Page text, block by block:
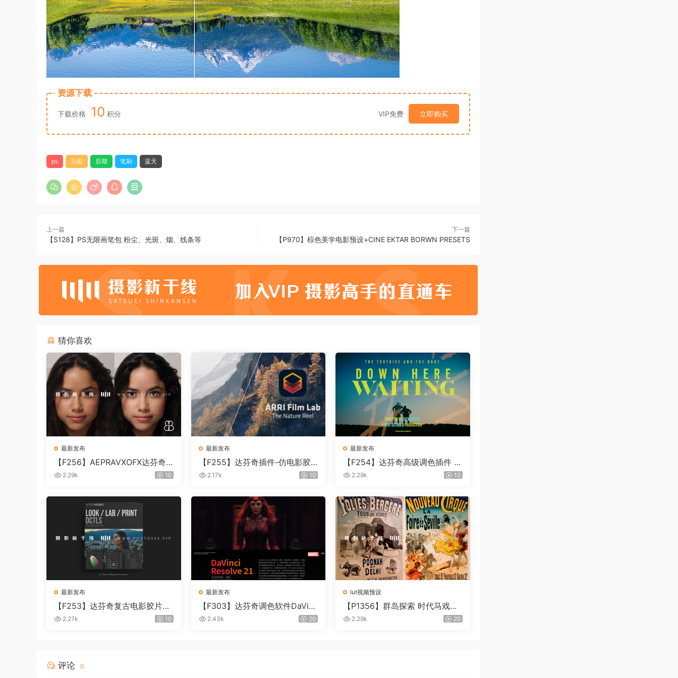
资源下载
下载价格 10 积分 VIP免费 立即购买
ps 云彩 后期 笔刷 蓝天
上一篇
【S128】PS无限画笔包 粉尘、光斑、烟、线条等
下一篇
【P970】棕色美学电影预设+CINE EKTAR BORWN PRESETS
猜你喜欢
最新发布
【F256】AEPRAVXOFX达芬奇
视频人像磨皮润肤美颜插件 Beau
2.29k 10
最新发布
【F255】达芬奇插件-仿电影胶
片视频调色插件 ARRI Film Lab 1.
2.17k 10
最新发布
【F254】达芬奇高级调色插件 C
ontour V2.2.2 WinMac 含使用
2.29k 10
最新发布
【F253】达芬奇复古电影胶片质
感DCTL节点调色预设 MonoNod
2.27k 10
最新发布
【F303】达芬奇调色软件DaVinc
i Resolve Studio21.0.3 中文版W
2.43k 20
lut视频预设
【P1356】群岛探索 时代马戏团
– QUEST 60 调色预设Archipela
2.29k 20
评论 0